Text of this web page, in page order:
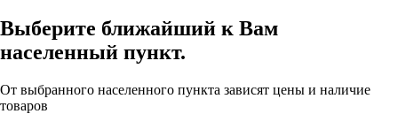
Выберите ближайший к Вам
населенный пункт.
От выбранного населенного пункта зависят цены и наличие
товаров